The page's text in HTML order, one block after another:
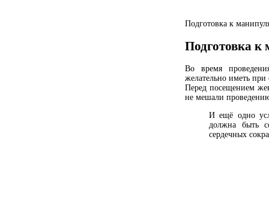
Подготовка к
Подготовка к
Во время
желательно иметь
Перед посещением
не мешали
И ещё одно
должна быть
сердечных